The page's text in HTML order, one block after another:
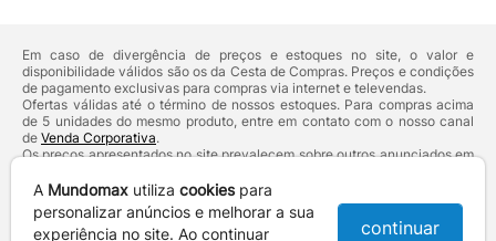
Em caso de divergência de preços e estoques no site, o valor e
disponibilidade válidos são os da Cesta de Compras. Preços e condições
de pagamento exclusivas para compras via internet e televendas.
Ofertas válidas até o término de nossos estoques. Para compras acima
de 5 unidades do mesmo produto, entre em contato com o nosso canal
de Venda Corporativa.
Os preços apresentados no site prevalecem sobre outros anunciados em
Defesa do Consumidor:Lei nº 8.078.
Vendas sujeitas à confirmação de dados e análises de crédito e risco.
Razão Social: Hayamax Distribuidora de Produtos Eletrônicos Ltda -
A Mundomax utiliza cookiespara
personalizar anúncios e melhorar a sua
experiência no site. Ao continuar
continuar